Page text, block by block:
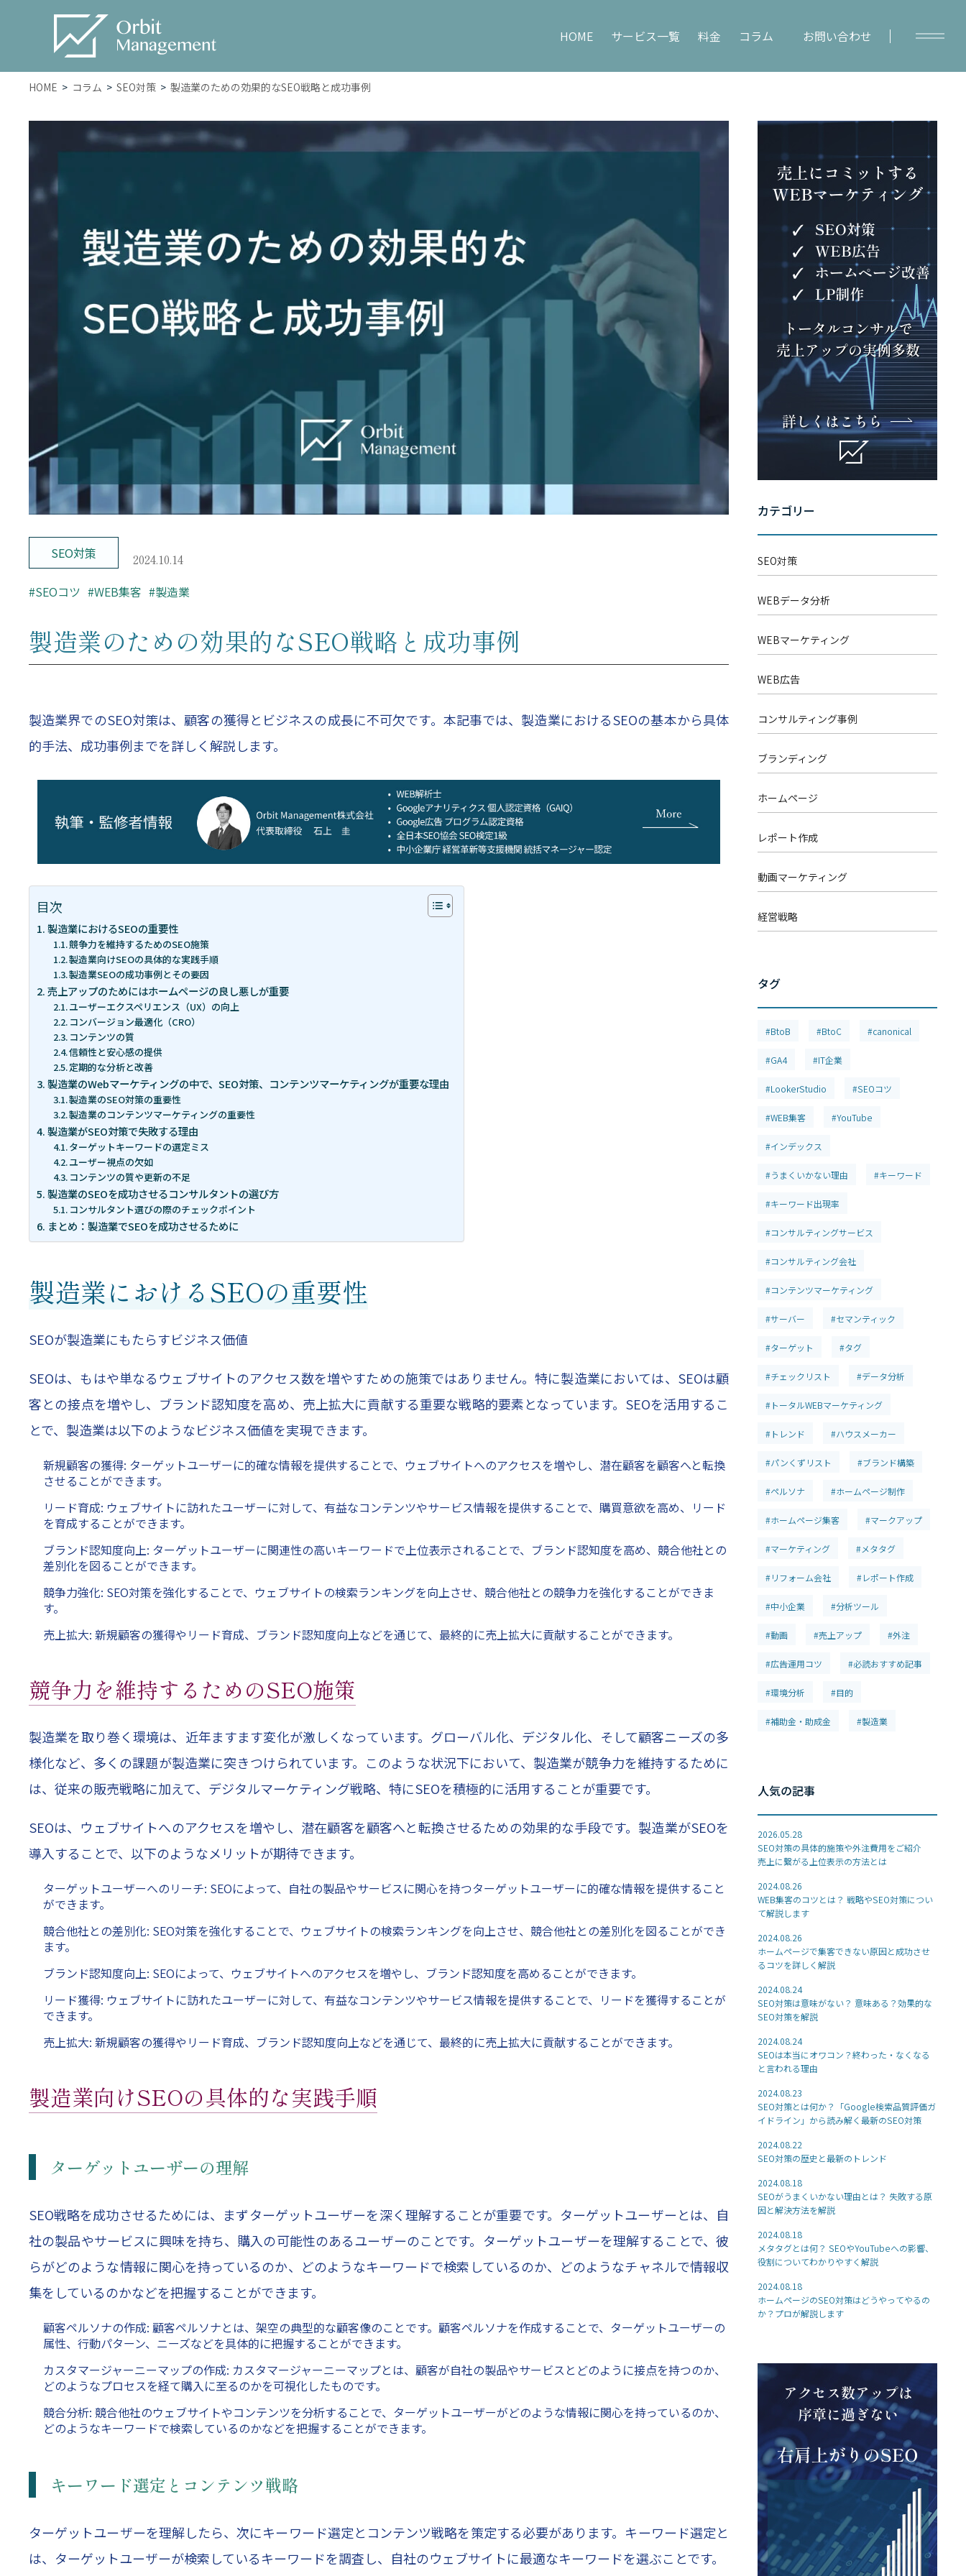
HOME サービス一覧 料金 コラム お問い合わせ
Service
グ
– SEO対策
– WEB広告
– ホームページ・LP制作
Price Company
コンサルタント紹介
お問い合わせ
Column
– WEBマーケティング
– レポート作成
– WEBデータ分析
– WEB広告
– 経営戦略
「WEBマーケティングを徹底
解説」
お問い合わせ 資料請求 スポット診断
HOME コラム SEO対策 製造業のための効果的なSEO戦略と成功事例
SEO対策
2024.10.14
#SEOコツ #WEB集客 #製造業
製造業のための効果的なSEO戦略と成功事例
製造業界でのSEO対策は、顧客の獲得とビジネスの成長に不可欠です。本記事では、製造業におけるSEOの基本から具体
的手法、成功事例までを詳しく解説します。
目次
製造業におけるSEOの重要性
競争力を維持するためのSEO施策
製造業向けSEOの具体的な実践手順
製造業SEOの成功事例とその要因
売上アップのためにはホームページの良し悪しが重要
ユーザーエクスペリエンス（UX）の向上
コンバージョン最適化（CRO）
コンテンツの質
信頼性と安心感の提供
定期的な分析と改善
製造業のWebマーケティングの中で、SEO対策、コンテンツマーケティングが重要な理由
製造業のSEO対策の重要性
製造業のコンテンツマーケティングの重要性
製造業がSEO対策で失敗する理由
ターゲットキーワードの選定ミス
ユーザー視点の欠如
コンテンツの質や更新の不足
製造業のSEOを成功させるコンサルタントの選び方
コンサルタント選びの際のチェックポイント
まとめ：製造業でSEOを成功させるために
製造業におけるSEOの重要性
SEOが製造業にもたらすビジネス価値
SEOは、もはや単なるウェブサイトのアクセス数を増やすための施策ではありません。特に製造業においては、SEOは顧
客との接点を増やし、ブランド認知度を高め、売上拡大に貢献する重要な戦略的要素となっています。SEOを活用するこ
とで、製造業は以下のようなビジネス価値を実現できます。
新規顧客の獲得: ターゲットユーザーに的確な情報を提供することで、ウェブサイトへのアクセスを増やし、潜在顧客を顧客へと転換
させることができます。
リード育成: ウェブサイトに訪れたユーザーに対して、有益なコンテンツやサービス情報を提供することで、購買意欲を高め、リード
を育成することができます。
ブランド認知度向上: ターゲットユーザーに関連性の高いキーワードで上位表示されることで、ブランド認知度を高め、競合他社との
差別化を図ることができます。
競争力強化: SEO対策を強化することで、ウェブサイトの検索ランキングを向上させ、競合他社との競争力を強化することができま
す。
売上拡大: 新規顧客の獲得やリード育成、ブランド認知度向上などを通じて、最終的に売上拡大に貢献することができます。
競争力を維持するためのSEO施策
製造業を取り巻く環境は、近年ますます変化が激しくなっています。グローバル化、デジタル化、そして顧客ニーズの多
様化など、多くの課題が製造業に突きつけられています。このような状況下において、製造業が競争力を維持するために
は、従来の販売戦略に加えて、デジタルマーケティング戦略、特にSEOを積極的に活用することが重要です。
SEOは、ウェブサイトへのアクセスを増やし、潜在顧客を顧客へと転換させるための効果的な手段です。製造業がSEOを
導入することで、以下のようなメリットが期待できます。
ターゲットユーザーへのリーチ: SEOによって、自社の製品やサービスに関心を持つターゲットユーザーに的確な情報を提供すること
ができます。
競合他社との差別化: SEO対策を強化することで、ウェブサイトの検索ランキングを向上させ、競合他社との差別化を図ることができ
ます。
ブランド認知度向上: SEOによって、ウェブサイトへのアクセスを増やし、ブランド認知度を高めることができます。
リード獲得: ウェブサイトに訪れたユーザーに対して、有益なコンテンツやサービス情報を提供することで、リードを獲得することが
できます。
売上拡大: 新規顧客の獲得やリード育成、ブランド認知度向上などを通じて、最終的に売上拡大に貢献することができます。
製造業向けSEOの具体的な実践手順
ターゲットユーザーの理解
SEO戦略を成功させるためには、まずターゲットユーザーを深く理解することが重要です。ターゲットユーザーとは、自
社の製品やサービスに興味を持ち、購入の可能性のあるユーザーのことです。ターゲットユーザーを理解することで、彼
らがどのような情報に関心を持っているのか、どのようなキーワードで検索しているのか、どのようなチャネルで情報収
集をしているのかなどを把握することができます。
顧客ペルソナの作成: 顧客ペルソナとは、架空の典型的な顧客像のことです。顧客ペルソナを作成することで、ターゲットユーザーの
属性、行動パターン、ニーズなどを具体的に把握することができます。
カスタマージャーニーマップの作成: カスタマージャーニーマップとは、顧客が自社の製品やサービスとどのように接点を持つのか、
どのようなプロセスを経て購入に至るのかを可視化したものです。
競合分析: 競合他社のウェブサイトやコンテンツを分析することで、ターゲットユーザーがどのような情報に関心を持っているのか、
どのようなキーワードで検索しているのかなどを把握することができます。
キーワード選定とコンテンツ戦略
ターゲットユーザーを理解したら、次にキーワード選定とコンテンツ戦略を策定する必要があります。キーワード選定と
は、ターゲットユーザーが検索しているキーワードを調査し、自社のウェブサイトに最適なキーワードを選ぶことです。
カテゴリー
SEO対策
WEBデータ分析
WEBマーケティング
WEB広告
コンサルティング事例
ブランディング
ホームページ
レポート作成
動画マーケティング
経営戦略
タグ
#BtoB #BtoC #canonical
#GA4 #IT企業
#LookerStudio #SEOコツ
#WEB集客 #YouTube
#インデックス
#うまくいかない理由 #キーワード
#キーワード出現率
#コンサルティングサービス
#コンサルティング会社
#コンテンツマーケティング
#サーバー #セマンティック
#ターゲット #タグ
#チェックリスト #データ分析
#トータルWEBマーケティング
#トレンド #ハウスメーカー
#パンくずリスト #ブランド構築
#ペルソナ #ホームページ制作
#ホームページ集客 #マークアップ
#マーケティング #メタタグ
#リフォーム会社 #レポート作成
#中小企業 #分析ツール
#動画 #売上アップ #外注
#広告運用コツ #必読おすすめ記事
#環境分析 #目的
#補助金・助成金 #製造業
人気の記事
2026.05.28
SEO対策の具体的施策や外注費用をご紹介
売上に繋がる上位表示の方法とは
2024.08.26
WEB集客のコツとは？ 戦略やSEO対策につい
て解説します
2024.08.26
ホームページで集客できない原因と成功させ
るコツを詳しく解説
2024.08.24
SEO対策は意味がない？ 意味ある？効果的な
SEO対策を解説
2024.08.24
SEOは本当にオワコン？終わった・なくなる
と言われる理由
2024.08.23
SEO対策とは何か？「Google検索品質評価ガ
イドライン」から読み解く最新のSEO対策
2024.08.22
SEO対策の歴史と最新のトレンド
2024.08.18
SEOがうまくいかない理由とは？ 失敗する原
因と解決方法を解説
2024.08.18
メタタグとは何？ SEOやYouTubeへの影響、
役割についてわかりやすく解説
2024.08.18
ホームページのSEO対策はどうやってやるの
か？プロが解説します